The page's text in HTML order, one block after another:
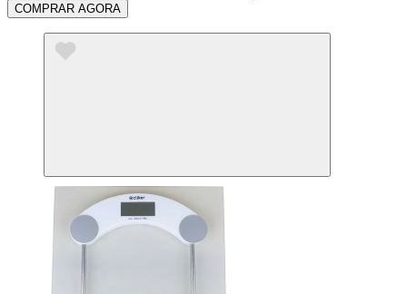
COMPRAR AGORA